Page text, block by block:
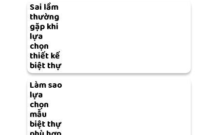
Sai lầm
thường
gặp khi
lựa
chọn
thiết kế
biệt thự
Làm sao
lựa
chọn
mẫu
biệt thự